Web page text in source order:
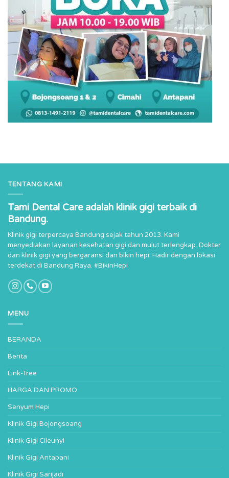
TENTANG KAMI
Tami Dental Care adalah klinik gigi terbaik di
Bandung.
Klinik gigi terpercaya Bandung sejak tahun 2013. Kami
menyediakan layanan kesehatan gigi dan mulut terlengkap. Dokter
dan klinik gigi yang bergaransi dan bikin hepi. Hadir dengan lokasi
terdekat di Bandung Raya. #BikinHepi
MENU
BERANDA
Berita
Link-Tree
HARGA DAN PROMO
Senyum Hepi
Klinik Gigi Bojongsoang
Klinik Gigi Cileunyi
Klinik Gigi Antapani
Klinik Gigi Sarijadi